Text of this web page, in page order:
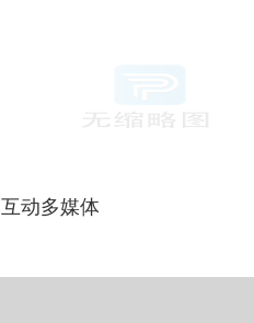
互动多媒体